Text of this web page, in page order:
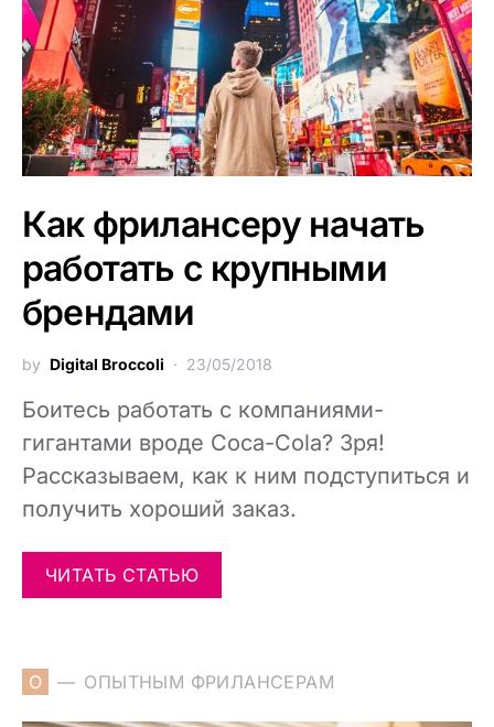
Как фрилансеру начать
работать с крупными
брендами
by Digital Broccoli 23/05/2018
Боитесь работать с компаниями-
гигантами вроде Coca-Cola? Зря!
Рассказываем, как к ним подступиться и
получить хороший заказ.
ЧИТАТЬ СТАТЬЮ
О ОПЫТНЫМ ФРИЛАНСЕРАМ